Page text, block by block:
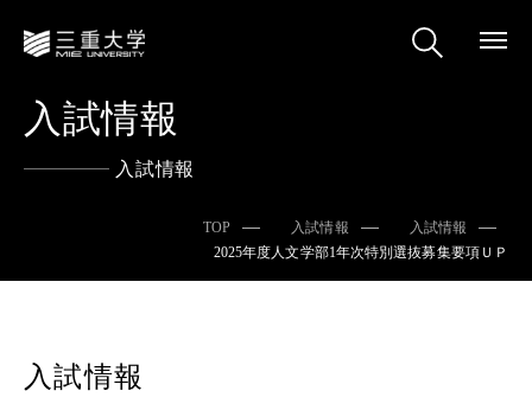
入試情報
入試情報
TOP 入試情報
入試情報
2025年度人文学部1年次特別選抜募集要項ＵＰ
入試情報